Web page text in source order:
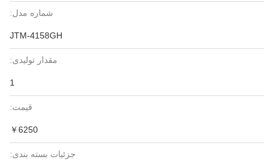
شماره مدل:
JTM-4158GH
مقدار تولیدی:
1
قیمت:
￥6250
جزئیات بسته بندی: